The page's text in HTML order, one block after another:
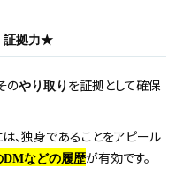
証拠力★
のやり取り を証拠として確保
、独身であることをアピール
DMなどの履歴が有効です。